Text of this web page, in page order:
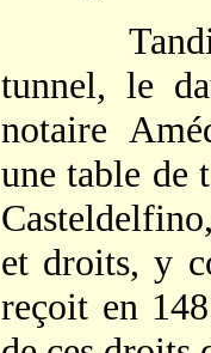
Tandis
tunnel, le
notaire
une table de
et droits, y
reçoit en